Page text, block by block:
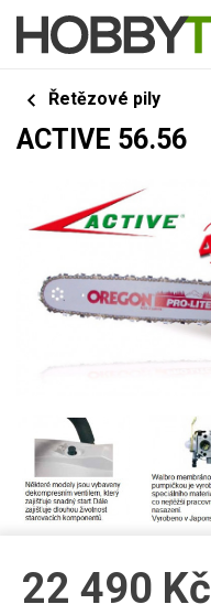
Řetězové pily
ACTIVE 56.56
22 490 Kč